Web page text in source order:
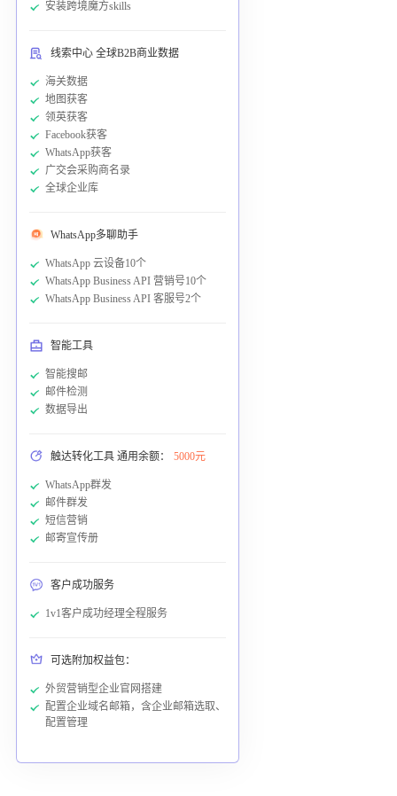
安装跨境魔方skills
线索中心 全球B2B商业数据
海关数据
地图获客
领英获客
Facebook获客
WhatsApp获客
广交会采购商名录
全球企业库
WhatsApp多聊助手
WhatsApp 云设备10个
WhatsApp Business API 营销号10个
WhatsApp Business API 客服号2个
智能工具
智能搜邮
邮件检测
数据导出
触达转化工具 通用余额： 5000元
WhatsApp群发
邮件群发
短信营销
邮寄宣传册
客户成功服务
1v1客户成功经理全程服务
可选附加权益包：
外贸营销型企业官网搭建
配置企业域名邮箱，含企业邮箱选取、
配置管理